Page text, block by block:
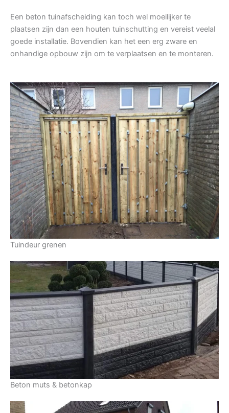
Een beton tuinafscheiding kan toch wel moeilijker te
plaatsen zijn dan een houten tuinschutting en vereist veelal
goede installatie. Bovendien kan het een erg zware en
onhandige opbouw zijn om te verplaatsen en te monteren.
Tuindeur grenen
Beton muts & betonkap